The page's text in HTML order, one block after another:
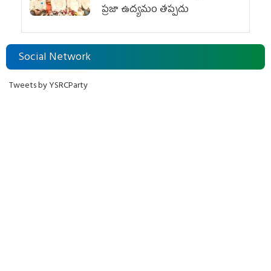
ప్రజా ఉద్యమం తప్పదు
Social Network
Tweets by YSRCParty